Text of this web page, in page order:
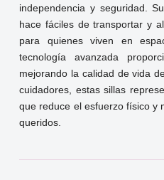
independencia y seguridad.
hace fáciles de transportar y
para quienes viven en
tecnología avanzada
mejorando la calidad de vida
cuidadores, estas sillas
que reduce el esfuerzo físico y
queridos.